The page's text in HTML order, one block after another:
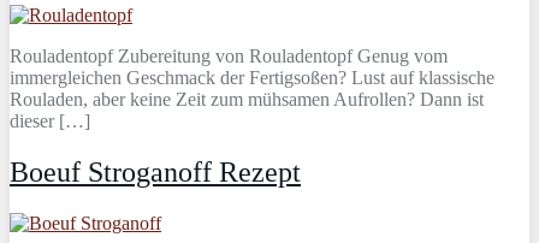
Rouladentopf Zubereitung von Rouladentopf Genug vom
immergleichen Geschmack der Fertigsoßen? Lust auf klassische
Rouladen, aber keine Zeit zum mühsamen Aufrollen? Dann ist
dieser […]
Boeuf Stroganoff Rezept